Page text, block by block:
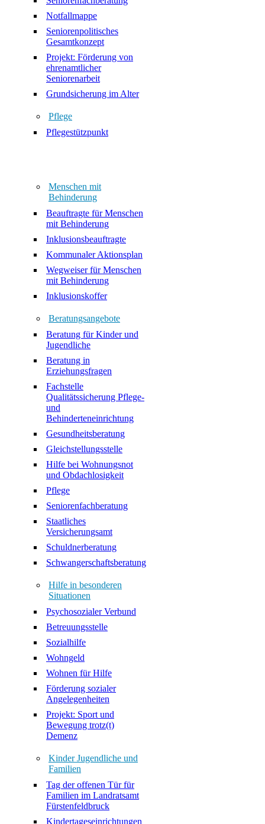
Notfallmappe
Seniorenpolitisches
Gesamtkonzept
Projekt: Förderung von
ehrenamtlicher
Seniorenarbeit
Grundsicherung im Alter
Pflege
Pflegestützpunkt
Menschen mit
Behinderung
Beauftragte für Menschen
mit Behinderung
Inklusionsbeauftragte
Kommunaler Aktionsplan
Wegweiser für Menschen
mit Behinderung
Inklusionskoffer
Beratungsangebote
Beratung für Kinder und
Jugendliche
Beratung in
Erziehungsfragen
Fachstelle
Qualitätssicherung Pflege-
und
Behinderteneinrichtung
Gesundheitsberatung
Gleichstellungsstelle
Hilfe bei Wohnungsnot
und Obdachlosigkeit
Pflege
Seniorenfachberatung
Staatliches
Versicherungsamt
Schuldnerberatung
Schwangerschaftsberatung
Hilfe in besonderen
Situationen
Psychosozialer Verbund
Betreuungsstelle
Sozialhilfe
Wohngeld
Wohnen für Hilfe
Förderung sozialer
Angelegenheiten
Projekt: Sport und
Bewegung trotz(t)
Demenz
Kinder Jugendliche und
Familien
Tag der offenen Tür für
Familien im Landratsamt
Fürstenfeldbruck
Kindertageseinrichtungen